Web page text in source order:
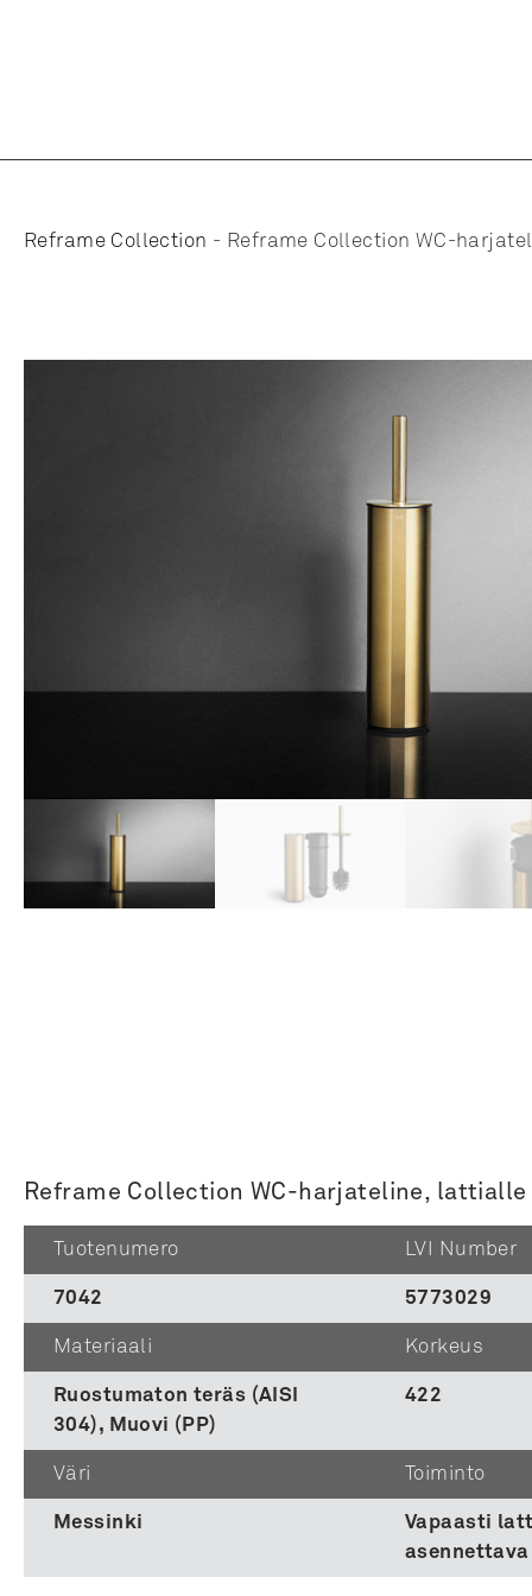
Reframe Collection - Reframe Collection WC-
Reframe Collection WC-harjateline,
Tuotenumero
7042
LVI Number
5773029
Materiaali
Ruostumaton teräs (AISI
304), Muovi (PP)
Korkeus
422
Väri
Messinki
Toiminto
Vapaasti
asennettava